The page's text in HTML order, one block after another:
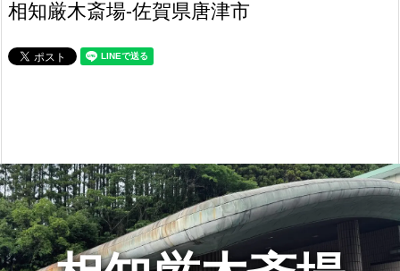
相知厳木斎場-佐賀県唐津市